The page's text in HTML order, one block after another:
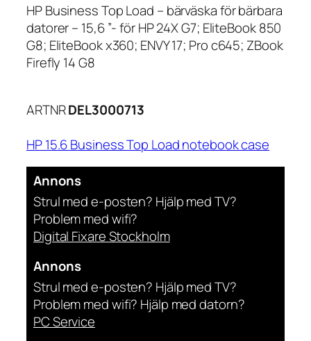
HP Business Top Load – bärväska för bärbara
datorer – 15,6 ”- för HP 24X G7; EliteBook 850
G8; EliteBook x360; ENVY 17; Pro c645; ZBook
Firefly 14 G8
ARTNRDEL3000713
HP 15.6 Business Top Load notebook case
Annons
Strul med e-posten? Hjälp med TV?
Problem med wifi?
Digital Fixare Stockholm
Annons
Strul med e-posten? Hjälp med TV?
Problem med wifi? Hjälp med datorn?
PC Service